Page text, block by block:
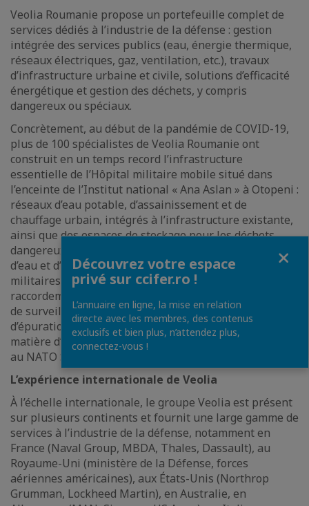
Veolia Roumanie propose un portefeuille complet de
services dédiés à l’industrie de la défense : gestion
intégrée des services publics (eau, énergie thermique,
réseaux électriques, gaz, ventilation, etc.), travaux
d’infrastructure urbaine et civile, solutions d’efficacité
énergétique et gestion des déchets, y compris
dangereux ou spéciaux.
Concrètement, au début de la pandémie de COVID-19,
plus de 100 spécialistes de Veolia Roumanie ont
construit en un temps record l’infrastructure
essentielle de l’Hôpital militaire mobile situé dans
l’enceinte de l’Institut national « Ana Aslan » à Otopeni :
réseaux d’eau potable, d’assainissement et de
chauffage urbain, intégrés à l’infrastructure existante,
ainsi que des espaces de stockage pour les déchets
dangereux. L’entreprise assure également des services
d’eau et d’assainissement pour diverses unités
militaires locales, en réalisant des travaux de
raccordement aux réseaux d’eau, ainsi que des services
de surveillance et de maintenance pour la station
d’épuration de l’unité militaire UM 01495 Cincu. En
matière d’accréditations, Veolia Roumanie est inscrite
au NATO Support and Procurement Agency Source File.
L’expérience internationale de Veolia
À l’échelle internationale, le groupe Veolia est présent
sur plusieurs continents et fournit une large gamme de
services à l’industrie de la défense, notamment en
France (Naval Group, MBDA, Thales, Dassault), au
Royaume-Uni (ministère de la Défense, forces
aériennes américaines), aux États-Unis (Northrop
Grumman, Lockheed Martin), en Australie, en
Découvrez votre espace
privé sur ccifer.ro !
L’annuaire en ligne, la mise en relation
directe avec les membres, des contenus
exclusifs et bien plus, n’attendez plus,
connectez-vous !